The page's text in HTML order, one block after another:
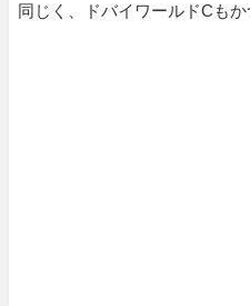
同じく、ドバイワールドCもか